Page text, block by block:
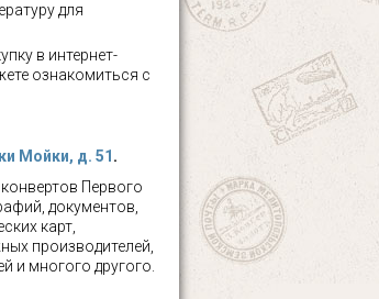
для
в интернет-
ознакомиться с
Мойки, д. 51 .
Первого
документов,
карт,
производителей,
и многого другого.